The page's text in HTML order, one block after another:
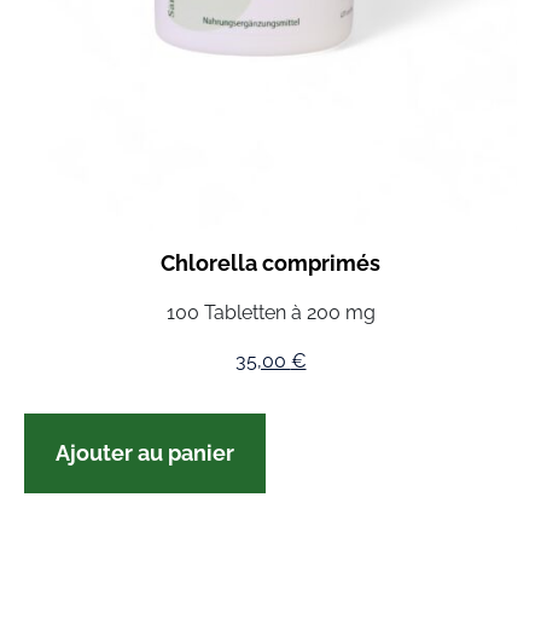
Chlorella comprimés
100 Tabletten à 200 mg
35,00 €
Ajouter au panier